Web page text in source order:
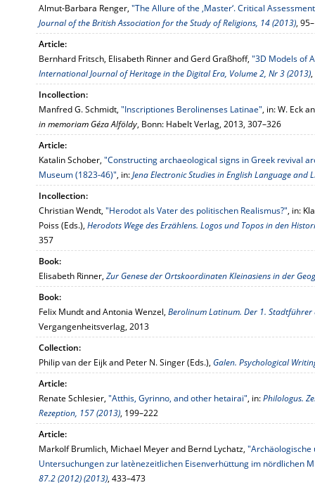
Almut-Barbara Renger, "The Allure of the ‚Master‘. Critical
Journal of the British Association for the Study of Religions, 14 (2013),
Article:
Bernhard Fritsch, Elisabeth Rinner and Gerd Graßhoff, "3D Models of
International Journal of Heritage in the Digital Era, Volume 2, Nr 3 (2013),
Incollection:
Manfred G. Schmidt, "Inscriptiones Berolinenses Latinae", in: W. Eck
in memoriam Géza Alföldy, Bonn: Habelt Verlag, 2013, 307–326
Article:
Katalin Schober, "Constructing archaeological signs in Greek revival
Museum (1823-46)", in:Jena Electronic Studies in English Language and
Incollection:
Christian Wendt, "Herodot als Vater des politischen Realismus?", in:
Poiss (Eds.), Herodots Wege des Erzählens. Logos und Topos in den
357
Book:
Elisabeth Rinner, Zur Genese der Ortskoordinaten Kleinasiens in der
Book:
Felix Mundt and Antonia Wenzel, Berolinum Latinum. Der 1. Stadtführer
Vergangenheitsverlag, 2013
Collection:
Philip van der Eijk and Peter N. Singer (Eds.), Galen. Psychological
Article:
Renate Schlesier, "Atthis, Gyrinno, and other hetairai", in:Philologus.
Rezeption, 157 (2013), 199–222
Article:
Markolf Brumlich, Michael Meyer and Bernd Lychatz, "Archäologische
Untersuchungen zur latènezeitlichen Eisenverhüttung im nördlichen
87.2 (2012) (2013), 433–473